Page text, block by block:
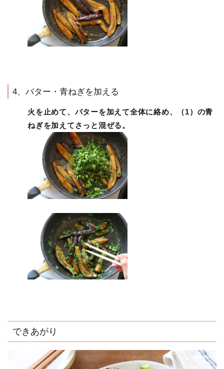
4、バター・青ねぎを加える
火を止めて、バターを加えて全体に絡め、（1）の青
ねぎを加えてさっと混ぜる。
できあがり